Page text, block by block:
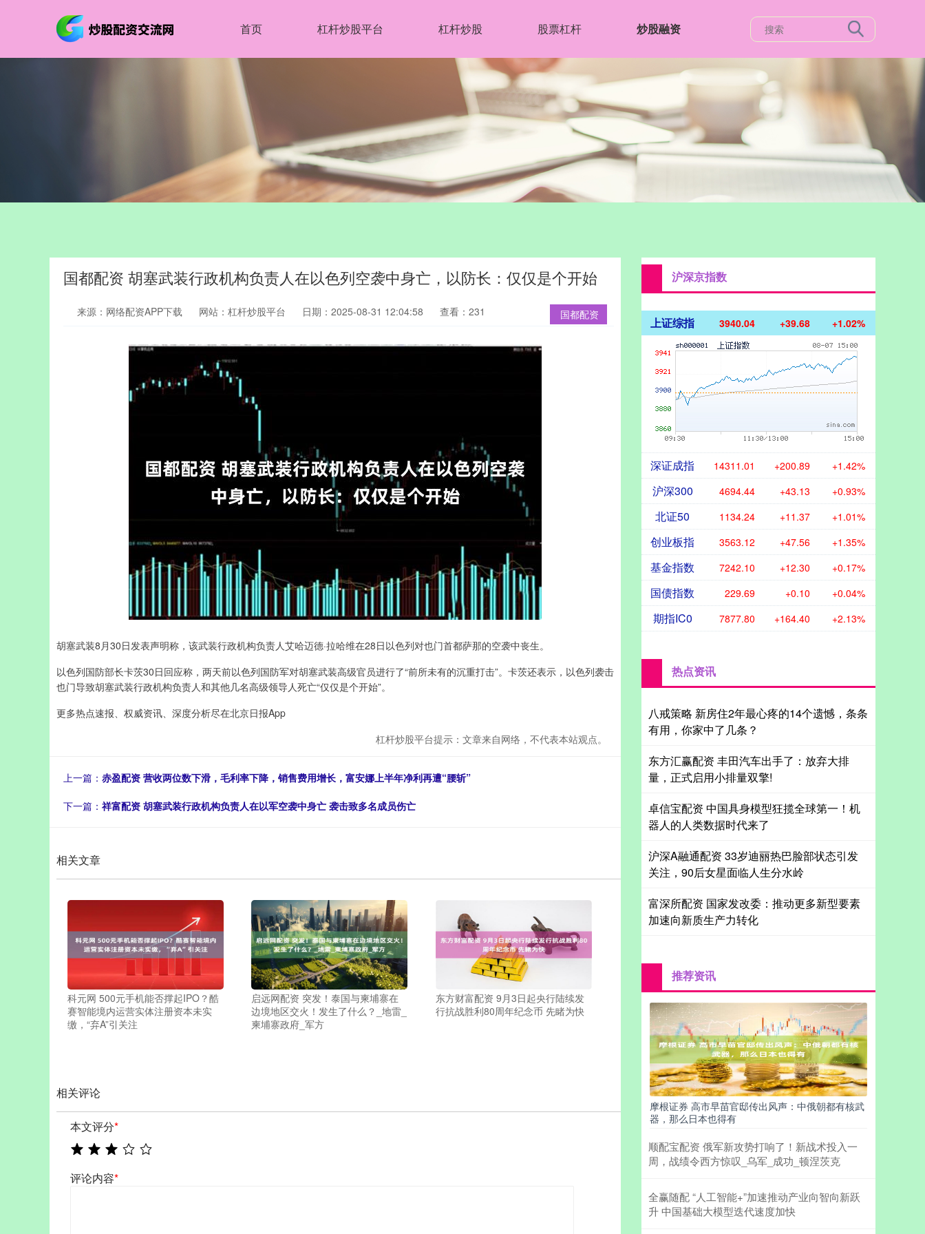
首页 杠杆炒股平台 杠杆炒股 股票杠杆 炒股融资
国都配资 胡塞武装行政机构负责人在以色列空袭中身亡，以防长：仅仅是个开始
国都配资
来源：网络配资APP下载 网站：杠杆炒股平台 日期：2025-08-31 12:04:58 查看：231
胡塞武装8月30日发表声明称，该武装行政机构负责人艾哈迈德·拉哈维在28日以色列对也门首都萨那的空袭中丧生。
以色列国防部长卡茨30日回应称，两天前以色列国防军对胡塞武装高级官员进行了“前所未有的沉重打击”。卡茨还表示，以色列袭击
也门导致胡塞武装行政机构负责人和其他几名高级领导人死亡“仅仅是个开始”。
更多热点速报、权威资讯、深度分析尽在北京日报App
杠杆炒股平台提示：文章来自网络，不代表本站观点。
上一篇： 赤盈配资 营收两位数下滑，毛利率下降，销售费用增长，富安娜上半年净利再遭“腰斩”
下一篇： 祥富配资 胡塞武装行政机构负责人在以军空袭中身亡 袭击致多名成员伤亡
相关文章
科元网 500元手机能否撑起IPO？酷
赛智能境内运营实体注册资本未实
缴，“弃A”引关注
启远网配资 突发！泰国与柬埔寨在
边境地区交火！发生了什么？_地雷_
柬埔寨政府_军方
东方财富配资 9月3日起央行陆续发
行抗战胜利80周年纪念币 先睹为快
相关评论
本文评分*
评论内容*
沪深京指数
上证综指 3940.04 +39.68 +1.02%
深证成指 14311.01 +200.89 +1.42%
沪深300 4694.44 +43.13 +0.93%
北证50 1134.24 +11.37 +1.01%
创业板指 3563.12 +47.56 +1.35%
基金指数 7242.10 +12.30 +0.17%
国债指数 229.69 +0.10 +0.04%
期指IC0 7877.80 +164.40 +2.13%
热点资讯
八戒策略 新房住2年最心疼的14个遗憾，条条
有用，你家中了几条？
东方汇赢配资 丰田汽车出手了：放弃大排
量，正式启用小排量双擎!
卓信宝配资 中国具身模型狂揽全球第一！机
器人的人类数据时代来了
沪深A融通配资 33岁迪丽热巴脸部状态引发
关注，90后女星面临人生分水岭
富深所配资 国家发改委：推动更多新型要素
加速向新质生产力转化
推荐资讯
摩根证券 高市早苗官邸传出风声：中俄朝都有核武
器，那么日本也得有
顺配宝配资 俄军新攻势打响了！新战术投入一
周，战绩令西方惊叹_乌军_成功_顿涅茨克
全赢随配 “人工智能+”加速推动产业向智向新跃
升 中国基础大模型迭代速度加快